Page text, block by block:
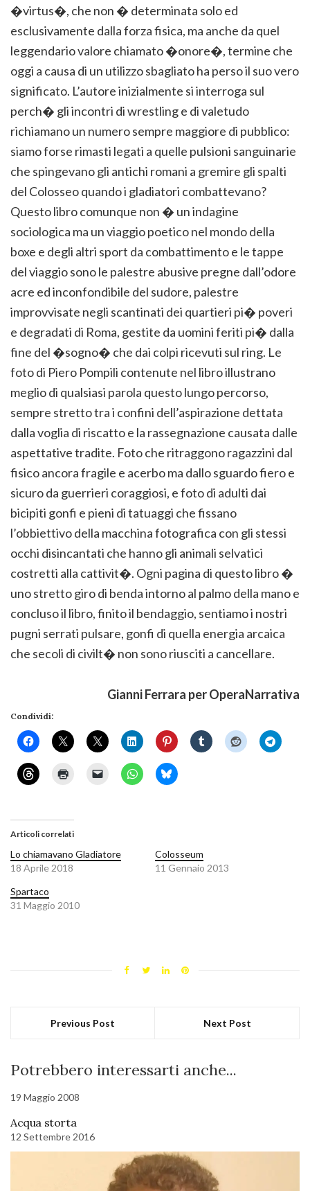
�virtus�, che non � determinata solo ed
esclusivamente dalla forza fisica, ma anche da quel
leggendario valore chiamato �onore�, termine che
oggi a causa di un utilizzo sbagliato ha perso il suo vero
significato. L’autore inizialmente si interroga sul
perch� gli incontri di wrestling e di valetudo
richiamano un numero sempre maggiore di pubblico:
siamo forse rimasti legati a quelle pulsioni sanguinarie
che spingevano gli antichi romani a gremire gli spalti
del Colosseo quando i gladiatori combattevano?
Questo libro comunque non � un indagine
sociologica ma un viaggio poetico nel mondo della
boxe e degli altri sport da combattimento e le tappe
del viaggio sono le palestre abusive pregne dall’odore
acre ed inconfondibile del sudore, palestre
improvvisate negli scantinati dei quartieri pi� poveri
e degradati di Roma, gestite da uomini feriti pi� dalla
fine del �sogno� che dai colpi ricevuti sul ring. Le
foto di Piero Pompili contenute nel libro illustrano
meglio di qualsiasi parola questo lungo percorso,
sempre stretto tra i confini dell’aspirazione dettata
dalla voglia di riscatto e la rassegnazione causata dalle
aspettative tradite. Foto che ritraggono ragazzini dal
fisico ancora fragile e acerbo ma dallo sguardo fiero e
sicuro da guerrieri coraggiosi, e foto di adulti dai
bicipiti gonfi e pieni di tatuaggi che fissano
l’obbiettivo della macchina fotografica con gli stessi
occhi disincantati che hanno gli animali selvatici
costretti alla cattivit�. Ogni pagina di questo libro �
uno stretto giro di benda intorno al palmo della mano e
concluso il libro, finito il bendaggio, sentiamo i nostri
pugni serrati pulsare, gonfi di quella energia arcaica
che secoli di civilt� non sono riusciti a cancellare.
Gianni Ferrara per OperaNarrativa
Condividi:
Articoli correlati
Lo chiamavano Gladiatore
18 Aprile 2018
Colosseum
11 Gennaio 2013
Spartaco
31 Maggio 2010
Previous Post Next Post
Potrebbero interessarti anche...
19 Maggio 2008
Acqua storta
12 Settembre 2016